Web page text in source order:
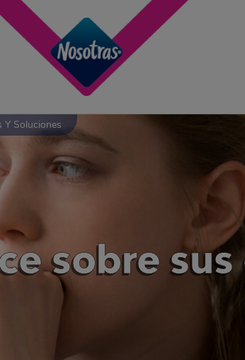
sobre sus
Y Soluciones